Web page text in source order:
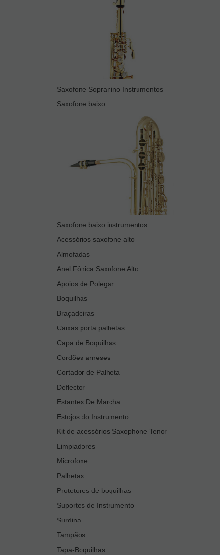
Saxofone Sopranino Instrumentos
Saxofone baixo
Saxofone baixo instrumentos
Acessórios saxofone alto
Almofadas
Anel Fônica Saxofone Alto
Apoios de Polegar
Boquilhas
Braçadeiras
Caixas porta palhetas
Capa de Boquilhas
Cordões arneses
Cortador de Palheta
Deflector
Estantes De Marcha
Estojos do Instrumento
Kit de acessórios Saxophone Tenor
Limpiadores
Microfone
Palhetas
Protetores de boquilhas
Suportes de Instrumento
Surdina
Tampãos
Tapa-Boquilhas